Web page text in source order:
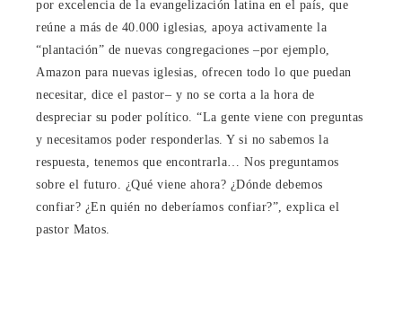
por excelencia de la evangelización latina en el país, que
reúne a más de 40.000 iglesias, apoya activamente la
“plantación” de nuevas congregaciones –por ejemplo,
Amazon para nuevas iglesias, ofrecen todo lo que puedan
necesitar, dice el pastor– y no se corta a la hora de
despreciar su poder político. “La gente viene con preguntas
y necesitamos poder responderlas. Y si no sabemos la
respuesta, tenemos que encontrarla… Nos preguntamos
sobre el futuro. ¿Qué viene ahora? ¿Dónde debemos
confiar? ¿En quién no deberíamos confiar?”, explica el
pastor Matos.